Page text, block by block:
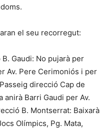
el seu recorregut:
Gaudi: No pujarà per
Av. Pere Cerimoniós i per
direcció Cap de
anirà Barri Gaudi per Av.
B. Montserrat: Baixarà
Olímpics, Pg. Mata,